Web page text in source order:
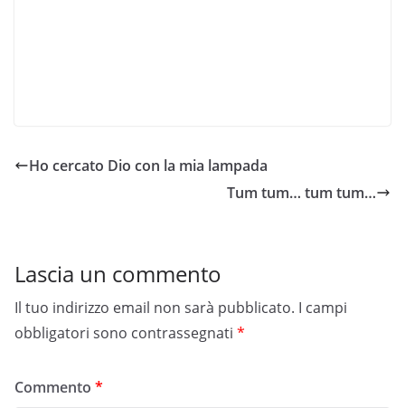
Ho cercato Dio con la mia lampada
Tum tum… tum tum…
Lascia un commento
Il tuo indirizzo email non sarà pubblicato. I campi
obbligatori sono contrassegnati *
Commento *